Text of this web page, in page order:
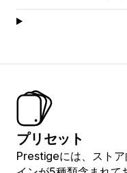
プリセット
Prestigeには、スト